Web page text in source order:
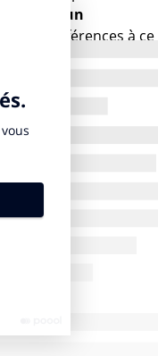
fans d’un
des références à ce
ou des éléments
qu’ils regardent.